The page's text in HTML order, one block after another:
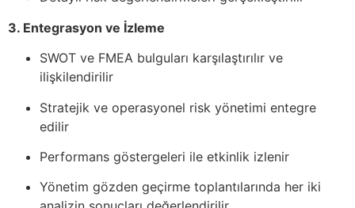
3. Entegrasyon ve İzleme
SWOT ve FMEA bulguları karşılaştırılır ve
ilişkilendirilir
Stratejik ve operasyonel risk yönetimi entegre
edilir
Performans göstergeleri ile etkinlik izlenir
Yönetim gözden geçirme toplantılarında her iki